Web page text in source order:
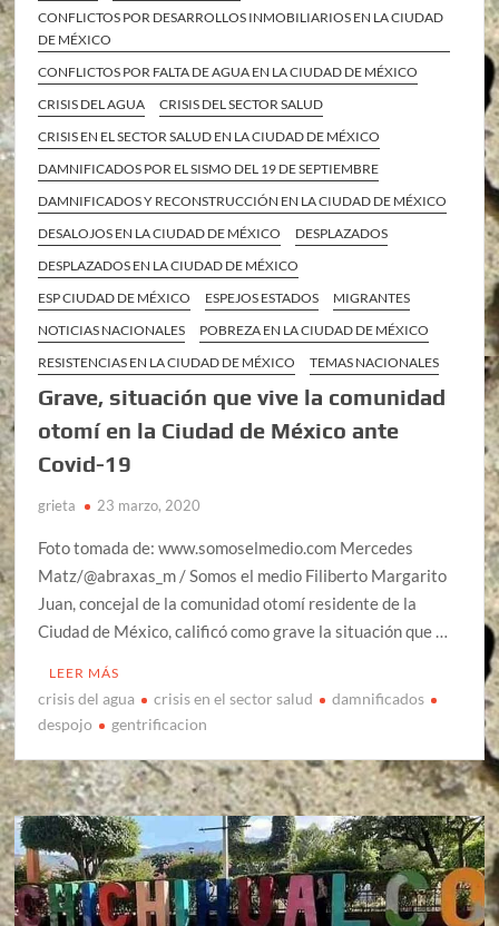
CONFLICTOS POR DESARROLLOS INMOBILIARIOS EN LA CIUDAD
DE MÉXICO
CONFLICTOS POR FALTA DE AGUA EN LA CIUDAD DE MÉXICO
CRISIS DEL AGUA
CRISIS DEL SECTOR SALUD
CRISIS EN EL SECTOR SALUD EN LA CIUDAD DE MÉXICO
DAMNIFICADOS POR EL SISMO DEL 19 DE SEPTIEMBRE
DAMNIFICADOS Y RECONSTRUCCIÓN EN LA CIUDAD DE MÉXICO
DESALOJOS EN LA CIUDAD DE MÉXICO
DESPLAZADOS
DESPLAZADOS EN LA CIUDAD DE MÉXICO
ESP CIUDAD DE MÉXICO
ESPEJOS ESTADOS
MIGRANTES
NOTICIAS NACIONALES
POBREZA EN LA CIUDAD DE MÉXICO
RESISTENCIAS EN LA CIUDAD DE MÉXICO
TEMAS NACIONALES
Grave, situación que vive la comunidad
otomí en la Ciudad de México ante
Covid-19
grieta 23 marzo, 2020
Foto tomada de: www.somoselmedio.com Mercedes
Matz/@abraxas_m / Somos el medio Filiberto Margarito
Juan, concejal de la comunidad otomí residente de la
Ciudad de México, calificó como grave la situación que …
LEER MÁS
crisis del agua crisis en el sector salud
damnificados
despojo
gentrificacion